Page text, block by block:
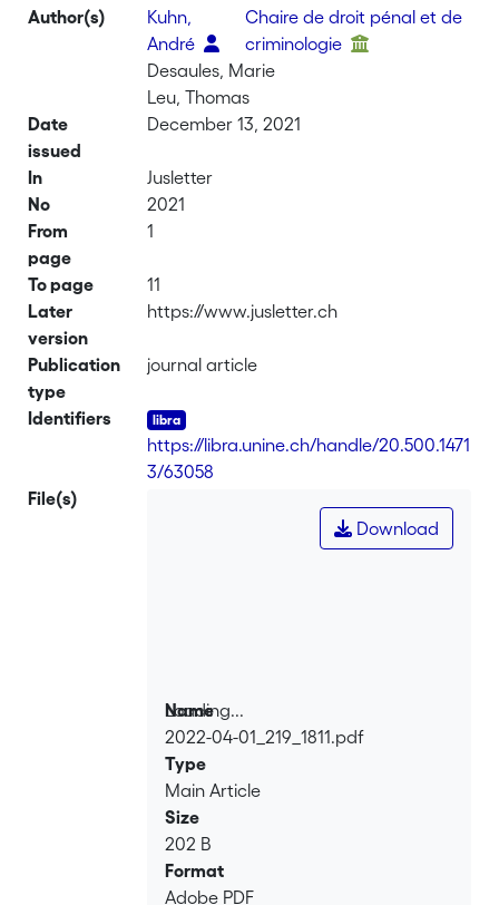
Author(s)
Kuhn,
André
Chaire de droit pénal et de
criminologie
Desaules, Marie
Leu, Thomas
Date
issued
December 13, 2021
In
Jusletter
No
2021
From
page
1
To page
11
Later
version
https://www.jusletter.ch
Publication
type
journal article
Identifiers
https://libra.unine.ch/handle/20.500.1471
3/63058
File(s)
Loading...
Loading...
Download
Name
2022-04-01_219_1811.pdf
Type
Main Article
Size
202 B
Format
Adobe PDF